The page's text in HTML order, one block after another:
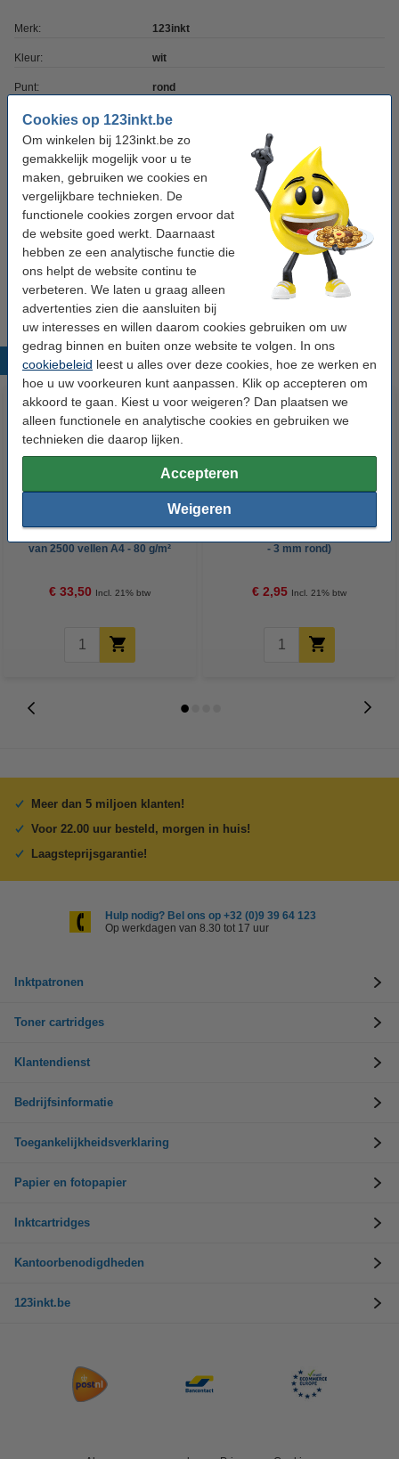
Cookies op 123inkt.be
Om winkelen bij 123inkt.be zo
gemakkelijk mogelijk voor u te
maken, gebruiken we cookies en
vergelijkbare technieken. De
functionele cookies zorgen ervoor dat
de website goed werkt. Daarnaast
hebben ze een analytische functie die
ons helpt de website continu te
verbeteren. We laten u graag alleen
advertenties zien die aansluiten bij
uw interesses en willen daarom cookies gebruiken om uw
gedrag binnen en buiten onze website te volgen. In ons
cookiebeleid leest u alles over deze cookies, hoe ze werken en
hoe u uw voorkeuren kunt aanpassen. Klik op accepteren om
akkoord te gaan. Kiest u voor weigeren? Dan plaatsen we
alleen functionele en analytische cookies en gebruiken we
technieken die daarop lijken.
Accepteren
Weigeren
Merk: 123inkt
Kleur: wit
Punt: rond
Schrijfbreedte: 1 - 3 mm
Navulbaar: nee
Ons artikelnr: 300831
Winstpakker! 9+1 gratis
Aanbieding: 10x 123inkt glanslakmarker wit (1 -
3 mm rond)
€ 26,55
Populaire producten
123inkt kopieerpapier 1 doos
van 2500 vellen A4 - 80 g/m²
€ 33,50 Incl. 21% btw
123inkt glanslakmarker zwart (1
- 3 mm rond)
€ 2,95 Incl. 21% btw
Meer dan 5 miljoen klanten!
Voor 22.00 uur besteld, morgen in huis!
Laagsteprijsgarantie!
Hulp nodig? Bel ons op +32 (0)9 39 64 123
Op werkdagen van 8.30 tot 17 uur
Inktpatronen
Toner cartridges
Klantendienst
Bedrijfsinformatie
Toegankelijkheidsverklaring
Papier en fotopapier
Inktcartridges
Kantoorbenodigdheden
123inkt.be